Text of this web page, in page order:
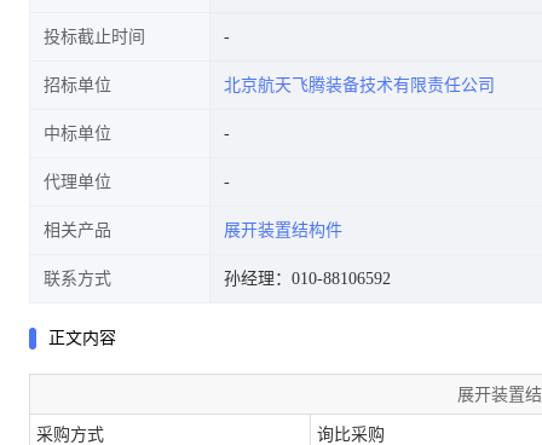
投标截止时间
招标单位 北京航天飞腾装备技术有限责任公司
中标单位
代理单位
相关产品 展开装置结构件
联系方式 孙经理：010-88106592
正文内容
展开装置
采购方式 询比采购